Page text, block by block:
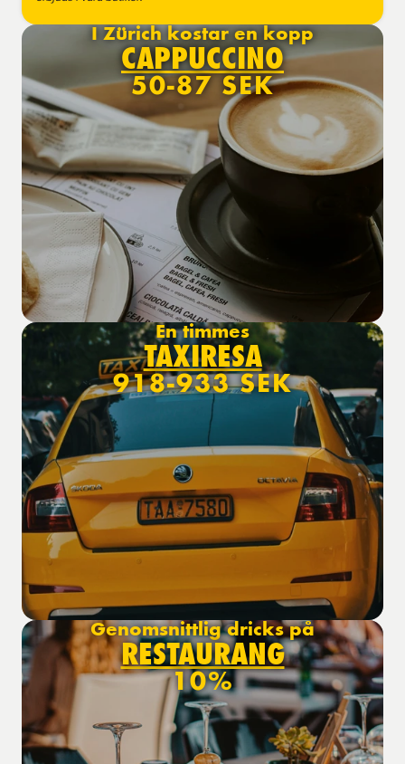
I Zürich kostar en kopp
CAPPUCCINO
50-87 SEK
En timmes
TAXIRESA
918-933 SEK
Genomsnittlig dricks på
RESTAURANG
10%